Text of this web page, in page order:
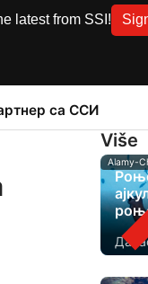
latest from SSI!
са ССИ
Više
Alamy-